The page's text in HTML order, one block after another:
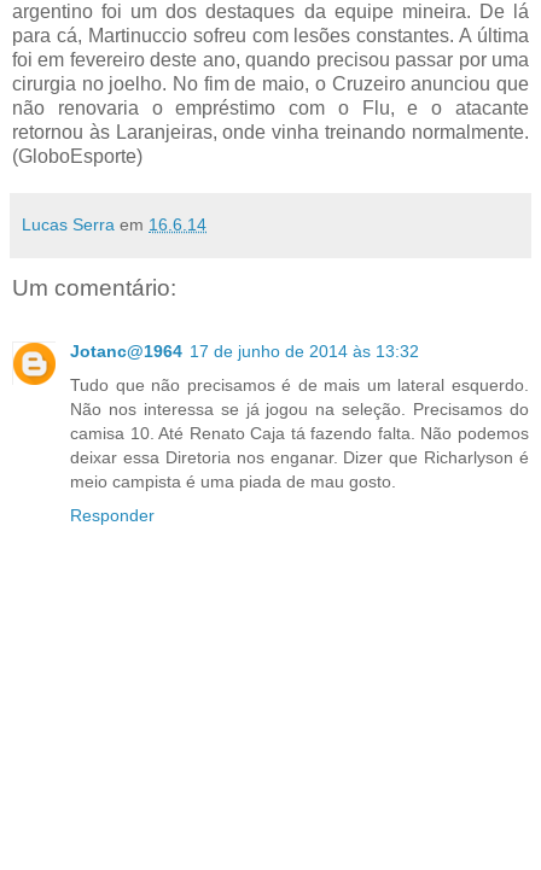
argentino foi um dos destaques da equipe mineira. De lá
para cá, Martinuccio sofreu com lesões constantes. A última
foi em fevereiro deste ano, quando precisou passar por uma
cirurgia no joelho. No fim de maio, o Cruzeiro anunciou que
não renovaria o empréstimo com o Flu, e o atacante
retornou às Laranjeiras, onde vinha treinando normalmente.
(GloboEsporte)
Lucas Serra em 16.6.14
Um comentário:
Jotanc@1964 17 de junho de 2014 às 13:32
Tudo que não precisamos é de mais um lateral esquerdo.
Não nos interessa se já jogou na seleção. Precisamos do
camisa 10. Até Renato Caja tá fazendo falta. Não podemos
deixar essa Diretoria nos enganar. Dizer que Richarlyson é
meio campista é uma piada de mau gosto.
Responder